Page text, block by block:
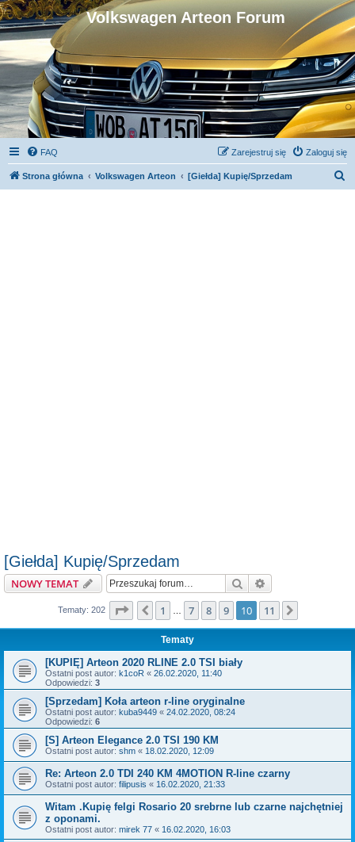
Volkswagen Arteon Forum
FAQ Zaloguj się
Zarejestruj się
Strona główna Volkswagen Arteon [Giełda] Kupię/Sprzedam
[Giełda] Kupię/Sprzedam
NOWY TEMAT Szukaj
Tematy: 202 Strona 10z 11
Poprzednia
1 7 8 9 10 11
Tematy
[KUPIĘ] Arteon 2020 RLINE 2.0 TSI biały
Ostatni post autor: k1coR « 26.02.2020, 11:40
Odpowiedzi: 3
[Sprzedam] Koła arteon r-line oryginalne
Ostatni post autor: kuba9449 « 24.02.2020, 08:24
Odpowiedzi: 6
[S] Arteon Elegance 2.0 TSI 190 KM
Ostatni post autor: shm « 18.02.2020, 12:09
Re: Arteon 2.0 TDI 240 KM 4MOTION R-line czarny
Ostatni post autor: filipusis « 16.02.2020, 21:33
Witam .Kupię felgi Rosario 20 srebrne lub czarne najchętniej
z oponami.
Ostatni post autor: mirek 77 « 16.02.2020, 16:03